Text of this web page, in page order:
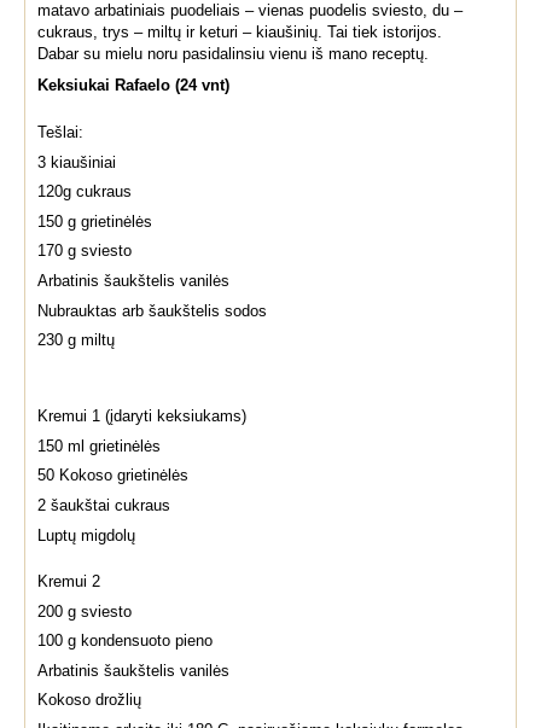
matavo arbatiniais puodeliais – vienas puodelis sviesto, du –
cukraus, trys – miltų ir keturi – kiaušinių. Tai tiek istorijos.
Dabar su mielu noru pasidalinsiu vienu iš mano receptų.
Keksiukai Rafaelo (24 vnt)
Teš lai:
3 kiaušiniai
120g cukraus
150 g grietinėlės
170 g sviesto
Arbatinis šaukštelis vanilės
Nubrauktas arb šaukštelis sodos
230 g miltų
Kremui 1 (įdaryti keksiukams)
150 ml grietinėlės
50 Kokoso grietinėlės
2 šaukštai cukraus
Luptų migdolų
Kremui 2
200 g sviesto
100 g kondensuoto pieno
Arbatinis šaukštelis vanilės
Kokoso drožlių